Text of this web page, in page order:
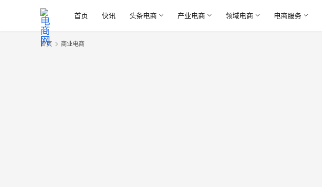
首页 快讯 头条电商 产业电商 领域电商 电商服务
首页 商业电商